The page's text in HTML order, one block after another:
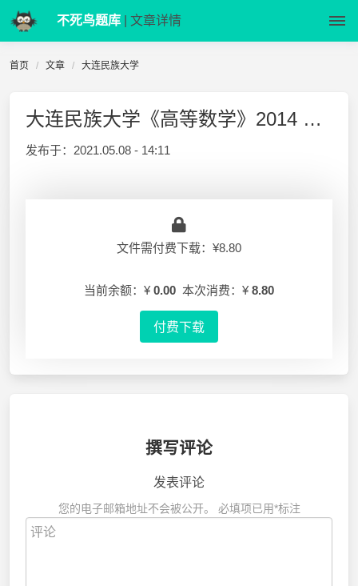
不死鸟题库 | 文章详情
首页 文章 大连民族大学
大连民族大学《高等数学》2014 期中试卷
发布于： 2021.05.08 - 14:11
文件需付费下载：¥8.80
当前余额：¥ 0.00 本次消费：¥ 8.80
付费下载
撰写评论
发表评论
您的电子邮箱地址不会被公开。 必填项已用*标注